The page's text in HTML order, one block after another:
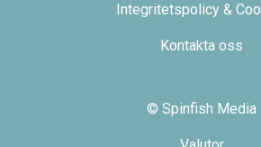
Integritetspolicy &
Kontakta oss
© Spinfish Media